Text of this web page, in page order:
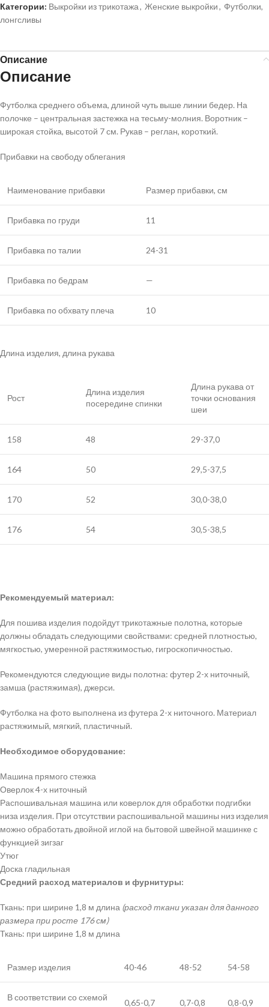
Категории: Выкройки из трикотажа, Женские выкройки, Футболки,
лонгсливы
Описание
Описание
Футболка среднего объема, длиной чуть выше линии бедер. На
полочке – центральная застежка на тесьму-молния. Воротник –
широкая стойка, высотой 7 см. Рукав – реглан, короткий.
Прибавки на свободу облегания
Наименование прибавки Размер прибавки, см
Прибавка по груди 11
Прибавка по талии 24-31
Прибавка по бедрам —
Прибавка по обхвату плеча 10
Длина изделия, длина рукава
Рост
Длина изделия
посередине спинки
Длина рукава от
точки основания
шеи
158 48 29-37,0
164 50 29,5-37,5
170 52 30,0-38,0
176 54 30,5-38,5
Рекомендуемый материал:
Для пошива изделия подойдут трикотажные полотна, которые
должны обладать следующими свойствами: средней плотностью,
мягкостью, умеренной растяжимостью, гигроскопичностью.
Рекомендуются следующие виды полотна: футер 2-х ниточный,
замша (растяжимая), джерси.
Футболка на фото выполнена из футера 2-х ниточного. Материал
растяжимый, мягкий, пластичный.
Необходимое оборудование:
Машина прямого стежка
Оверлок 4-х ниточный
Распошивальная машина или коверлок для обработки подгибки
низа изделия. При отсутствии распошивальной машины низ изделия
можно обработать двойной иглой на бытовой швейной машинке с
функцией зигзаг
Утюг
Доска гладильная
Средний расход материалов и фурнитуры:
Ткань: при ширине 1,8 м длина (расход ткани указан для данного
размера при росте 176 см)
Ткань: при ширине 1,8 м длина
Размер изделия 40-46 48-52 54-58
В соответствии со схемой
0,65-0,7 0,7-0,8 0,8-0,9